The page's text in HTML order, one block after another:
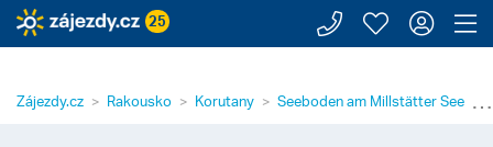
25 Zavolejte
Moje
⋯
Zájezdy.cz Rakousko Korutany Seeboden am Millstätter See